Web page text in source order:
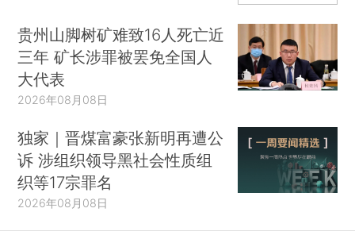
贵州山脚树矿难致16人死亡近
三年 矿长涉罪被罢免全国人
大代表
2026年08月08日
独家｜晋煤富豪张新明再遭公
诉 涉组织领导黑社会性质组
织等17宗罪名
2026年08月08日